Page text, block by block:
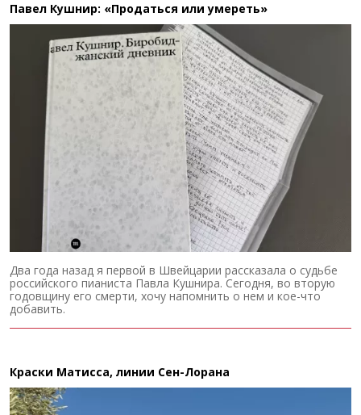
Павел Кушнир: «Продаться или умереть»
Два года назад я первой в Швейцарии рассказала о судьбе
российского пианиста Павла Кушнира. Сегодня, во вторую
годовщину его смерти, хочу напомнить о нем и кое-что
добавить.
Краски Матисса, линии Сен-Лорана